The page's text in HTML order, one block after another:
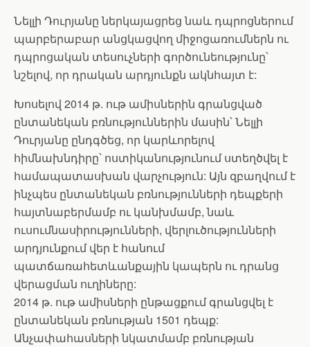
Նելլի Դուրյանը ներկայացրեց նաև դպրոցներում
պարբերաբար անցկացվող միջոցառումներն ու
դպրոցական տեսուչների գործունեությունը՝
նշելով, որ դրական արդյունքն ակնհայտ է:
Խոսելով 2014 թ. ութ ամիսներին գրանցված
ընտանեկան բռնություններին մասին՝ Նելլի
Դուրյանը ընդգծեց, որ կարևորելով
հիմնախնդիրը՝ ոստիկանությունում ստեղծվել է
համապատասխան վարչություն: Այն զբաղվում է
ինչպես ընտանեկան բռնությունների դեպքերի
հայտնաբերմամբ ու կանխմամբ, նաև
ուսումնասիրությունների, վերլուծությունների
արդյունքում վեր է հանում
պատճառահետևանքային կապերն ու դրանց
վերացման ուղիները:
2014 թ. ութ ամիսների ընթացքում գրանցվել է
ընտանեկան բռնության 1501 դեպք:
Անչափահասների նկատմամբ բռնության